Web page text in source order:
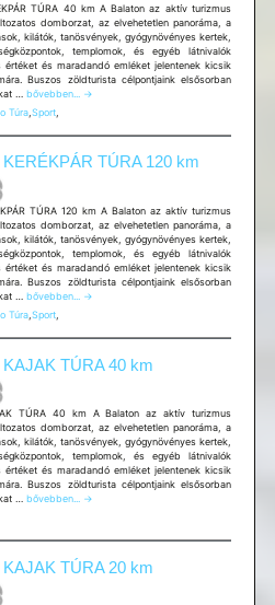
TÚRA 40 km A Balaton az aktív turizmus
domborzat, az elvehetetlen panoráma, a
kilátók, tanösvények, gyógynövényes kertek,
templomok, és egyéb látnivalók
értéket és maradandó emléket jelentenek kicsik
Buszos zöldturista célpontjaink elsősorban
… SPORT
KERÉKPÁR
TÚRA
km
bővebben...
→
Túra, Sport,
TÚRA 120 km
TÚRA 120 km A Balaton az aktív turizmus
domborzat, az elvehetetlen panoráma, a
kilátók, tanösvények, gyógynövényes kertek,
templomok, és egyéb látnivalók
értéket és maradandó emléket jelentenek kicsik
Buszos zöldturista célpontjaink elsősorban
… SPORT
KERÉKPÁR
TÚRA
km
bővebben...
→
Túra, Sport,
TÚRA 40 km
TÚRA 40 km A Balaton az aktív turizmus
domborzat, az elvehetetlen panoráma, a
kilátók, tanösvények, gyógynövényes kertek,
templomok, és egyéb látnivalók
értéket és maradandó emléket jelentenek kicsik
Buszos zöldturista célpontjaink elsősorban
… SPORT
TÚRA
km
bővebben... →
TÚRA 20 km